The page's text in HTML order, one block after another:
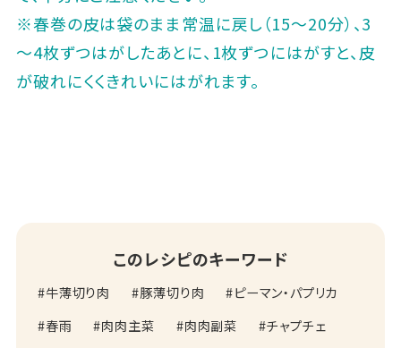
※春巻の皮は袋のまま常温に戻し（15～20分）、3
～4枚ずつはがしたあとに、1枚ずつにはがすと、皮
が破れにくくきれいにはがれます。
このレシピのキーワード
牛薄切り肉 豚薄切り肉
ピーマン・パプリカ
春雨
肉肉主菜 肉肉副菜
チャプチェ